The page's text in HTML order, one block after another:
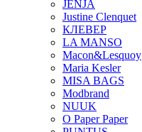
JENJA
Justine Clenquet
КЛЕВЕР
LA MANSO
Macon&Lesquoy
Maria Kesler
MISA BAGS
Modbrand
NUUK
O Paper Paper